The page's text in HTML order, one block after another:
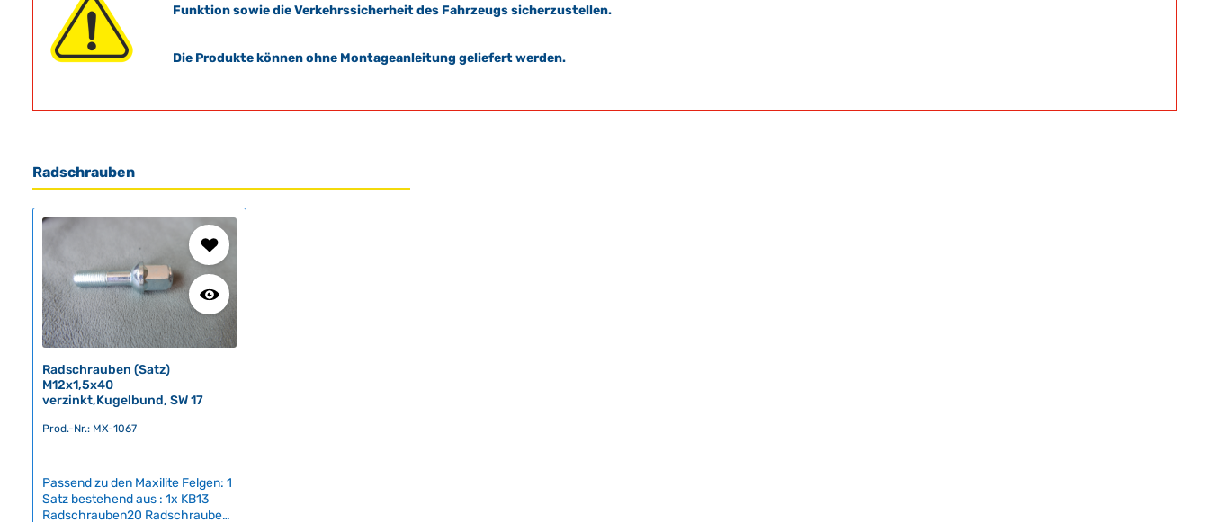
Funktion sowie die Verkehrssicherheit des Fahrzeugs sicherzustellen.
Die Produkte können ohne Montageanleitung geliefert werden.
Radschrauben
Produktgalerie überspringen
Radschrauben (Satz)
M12x1,5x40
verzinkt,Kugelbund, SW 17
Prod.-Nr.: MX-1067
Passend zu den Maxilite Felgen: 1
Satz bestehend aus : 1x KB13
Radschrauben20 Radschrauben